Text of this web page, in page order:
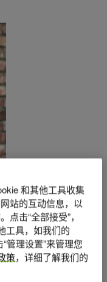
和其他工具收集
站的互动信息，以
击“全部接受”，
工具，如我们的
管理设置”来管理您
策，详细了解我们的